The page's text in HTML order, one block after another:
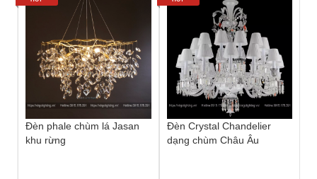
Đèn phale chùm lá Jasan
khu rừng
Đèn Crystal Chandelier
dạng chùm Châu Âu